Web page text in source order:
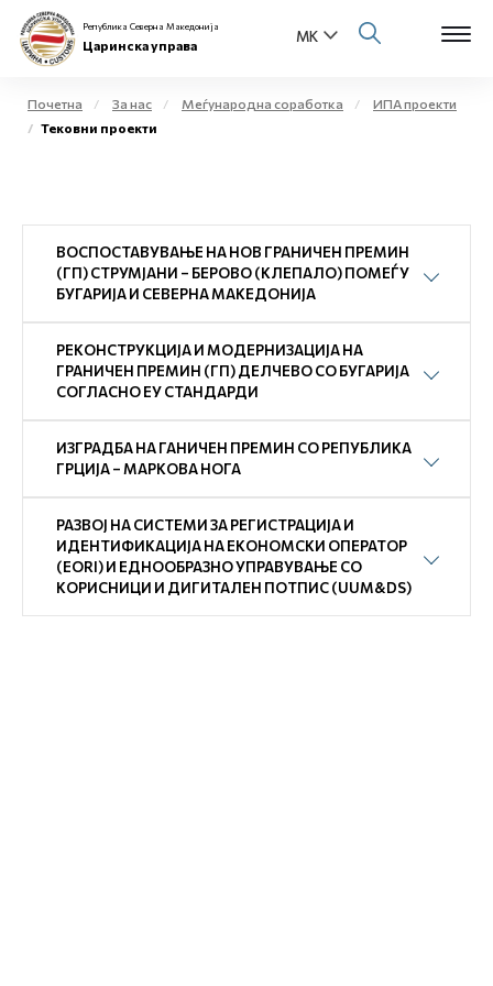
Бизнис заедница
Е-Царина
Медиа центар
Република Северна Македонија
Царинска управа
Почетна За нас Меѓународна соработка
ИПА проекти
Тековни проекти
ВОСПОСТАВУВАЊЕ НА НОВ ГРАНИЧЕН ПРЕМИН
(ГП) СТРУМЈАНИ – БЕРОВО (КЛЕПАЛО) ПОМЕЃУ
БУГАРИЈА И СЕВЕРНА МАКЕДОНИЈА
РЕКОНСТРУКЦИЈА И МОДЕРНИЗАЦИЈА НА
ГРАНИЧЕН ПРЕМИН (ГП) ДЕЛЧЕВО СО БУГАРИЈА
СОГЛАСНО ЕУ СТАНДАРДИ
ИЗГРАДБА НА ГАНИЧЕН ПРЕМИН СО РЕПУБЛИКА
ГРЦИЈА – МАРКОВА НОГА
РАЗВОЈ НА СИСТЕМИ ЗА РЕГИСТРАЦИЈА И
ИДЕНТИФИКАЦИЈА НА ЕКОНОМСКИ ОПЕРАТОР
(EORI) И EДНООБРАЗНО УПРАВУВАЊЕ СО
КОРИСНИЦИ И ДИГИТАЛЕН ПОТПИС (UUM&DS)